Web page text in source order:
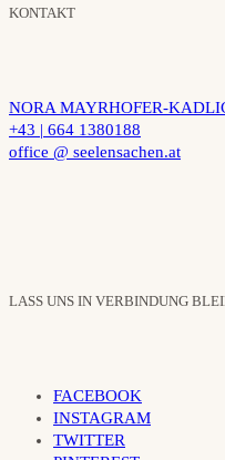
KONTAKT
NORA MAYRHOFER-
+43 | 664 1380188
office @ seelensachen.at
LASS UNS IN VERBINDUNG
FACEBOOK
INSTAGRAM
TWITTER